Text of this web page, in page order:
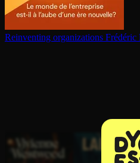
Reinventing or­ga­ni­za­tions Frédéric